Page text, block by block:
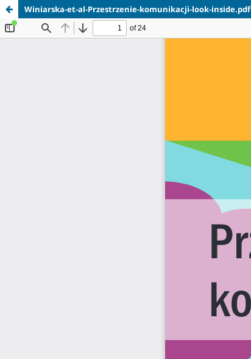
Winiarska-et-al-Przestrzenie-komunikacji-look-inside.pdf